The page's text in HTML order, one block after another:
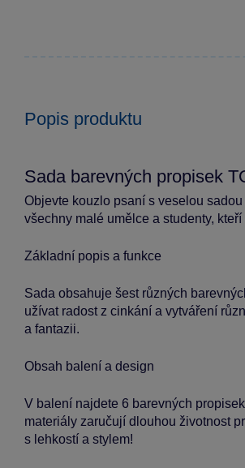
Popis produktu
Sada barevných propisek
Objevte kouzlo psaní s veselou
všechny malé umělce a studenty,
Základní popis a funkce
Sada obsahuje šest různých
užívat radost z cinkání a vytváření
a fantazii.
Obsah balení a design
V balení najdete 6 barevných
materiály zaručují dlouhou životnost
s lehkostí a stylem!